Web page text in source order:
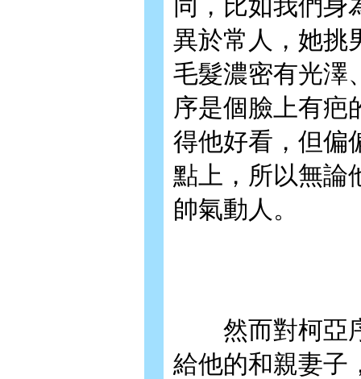
同，比如我們身
異於常人，她挑
毛髮濃密有光澤
序是個臉上有疤
得他好看，但偏
點上，所以無論
帥氣動人。
然而對柯亞序
給他的和親妻子